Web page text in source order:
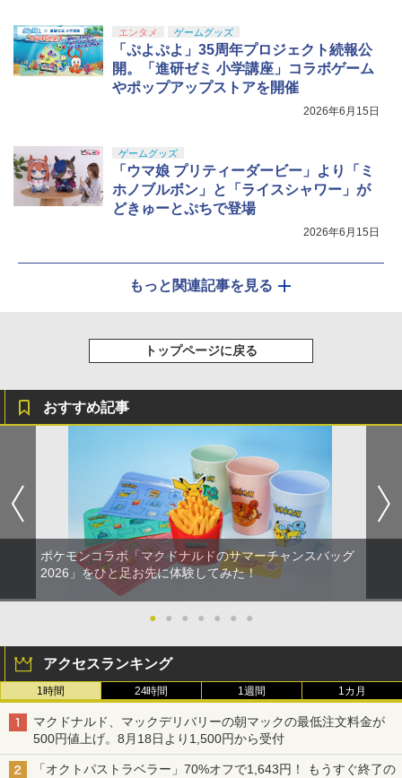
エンタメ ゲームグッズ
「ぷよぷよ」35周年プロジェクト続報公
開。「進研ゼミ 小学講座」コラボゲーム
やポップアップストアを開催
2026年6月15日
ゲームグッズ
「ウマ娘 プリティーダービー」より「ミ
ホノブルボン」と「ライスシャワー」が
どきゅーとぷちで登場
2026年6月15日
もっと関連記事を見る
トップページに戻る
おすすめ記事
ポケモンコラボ「マクドナルドのサマーチャンスバッグ
2026」をひと足お先に体験してみた！
● ● ● ● ● ● ●
アクセスランキング
1時間 24時間 1週間 1カ月
マクドナルド、マックデリバリーの朝マックの最低注文料金が
500円値上げ。8月18日より1,500円から受付
「オクトパストラベラー」70%オフで1,643円！ もうすぐ終了の